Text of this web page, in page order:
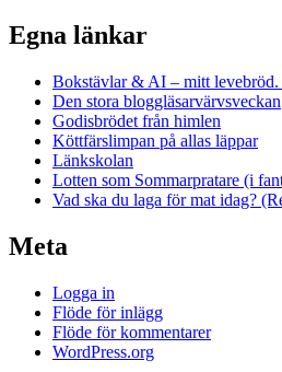
Egna länkar
Bokstävlar & AI – mitt levebröd.
Den stora bloggläsarvärvsveckan
Godisbrödet från himlen
Köttfärslimpan på allas läppar
Länkskolan
Lotten som Sommarpratare (i
Vad ska du laga för mat idag?
Meta
Logga in
Flöde för inlägg
Flöde för kommentarer
WordPress.org